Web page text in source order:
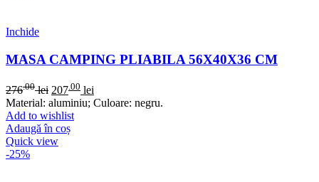
Inchide
MASA CAMPING PLIABILA 56X40X36 CM
276.00 lei 207 .00 lei
Material: aluminiu; Culoare: negru.
Add to wishlist
Adaugă în coș
Quick view
-25%